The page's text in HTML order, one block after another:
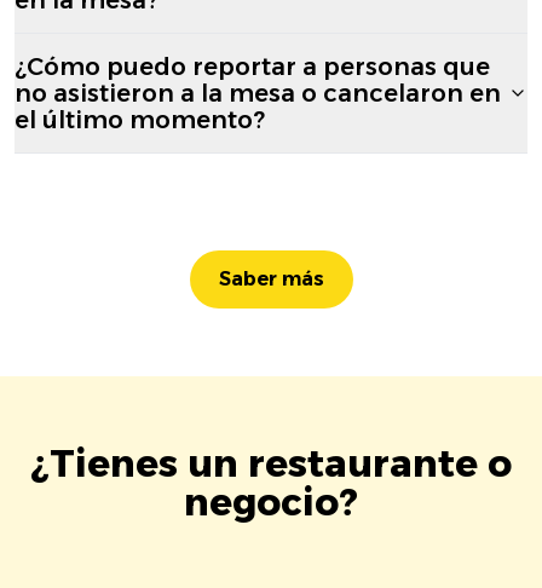
¿Cómo puedo reportar a personas que
no asistieron a la mesa o cancelaron en
el último momento?
Saber más
¿Tienes un restaurante o
negocio?